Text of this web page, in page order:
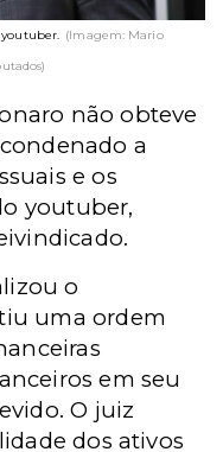
(Imagem: Mario
não obteve
a
e os
youtuber,
o
uma ordem
em seu
O juiz
dos ativos